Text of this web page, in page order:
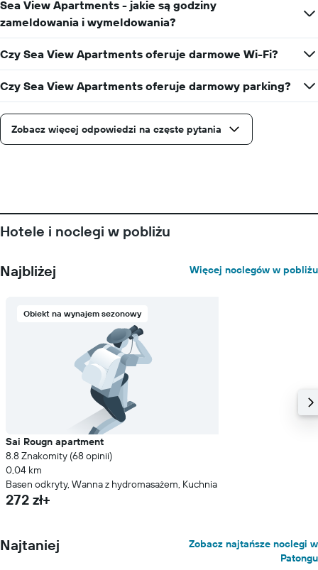
Sea View Apartments - jakie są godziny
zameldowania i wymeldowania?
Czy Sea View Apartments oferuje darmowe Wi-Fi?
Czy Sea View Apartments oferuje darmowy parking?
Zobacz więcej odpowiedzi na częste pytania
Hotele i noclegi w pobliżu
Najbliżej Więcej noclegów w pobliżu
Obiekt na wynajem sezonowy
Sai Rougn apartment
8.8 Znakomity (68 opinii)
0,04 km
Basen odkryty, Wanna z hydromasażem, Kuchnia
272 zł+
Najtaniej
Zobacz najtańsze noclegi w
Patongu